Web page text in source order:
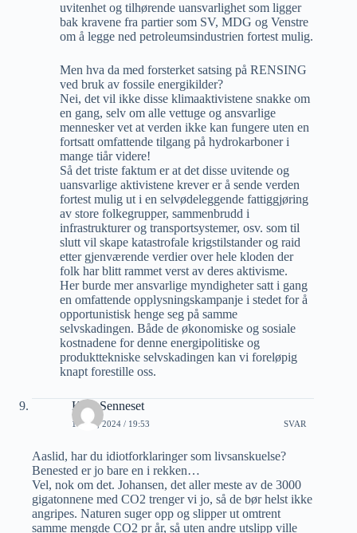
uvitenhet og tilhørende uansvarlighet som ligger
bak kravene fra partier som SV, MDG og Venstre
om å legge ned petroleumsindustrien fortest mulig.
Men hva da med forsterket satsing på RENSING
ved bruk av fossile energikilder?
Nei, det vil ikke disse klimaaktivistene snakke om
en gang, selv om alle vettuge og ansvarlige
mennesker vet at verden ikke kan fungere uten en
fortsatt omfattende tilgang på hydrokarboner i
mange tiår videre!
Så det triste faktum er at det disse uvitende og
uansvarlige aktivistene krever er å sende verden
fortest mulig ut i en selvødeleggende fattiggjøring
av store folkegrupper, sammenbrudd i
infrastrukturer og transportsystemer, osv. som til
slutt vil skape katastrofale krigstilstander og raid
etter gjenværende verdier over hele kloden der
folk har blitt rammet verst av deres aktivisme.
Her burde mer ansvarlige myndigheter satt i gang
en omfattende opplysningskampanje i stedet for å
opportunistisk henge seg på samme
selvskadingen. Både de økonomiske og sosiale
kostnadene for denne energipolitiske og
produkttekniske selvskadingen kan vi foreløpig
knapt forestille oss.
Kjell Senneset
1 JULI, 2024 / 19:53 SVAR
Aaslid, har du idiotforklaringer som livsanskuelse?
Benested er jo bare en i rekken…
Vel, nok om det. Johansen, det aller meste av de 3000
gigatonnene med CO2 trenger vi jo, så de bør helst ikke
angripes. Naturen suger opp og slipper ut omtrent
samme mengde CO2 pr år, så uten andre utslipp ville